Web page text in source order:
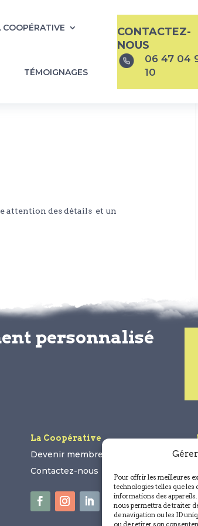
Pour offrir les meilleures
technologies telles que
informations des
nous permettra de traiter
de navigation ou les ID
ou de retirer son
COOPÉRATIVE
TÉMOIGNAGES
CONTACTEZ-
NOUS
06 47 04
10
attention des détails et un
personnalisé
La Coopérative
Devenir membre
Contactez-nous